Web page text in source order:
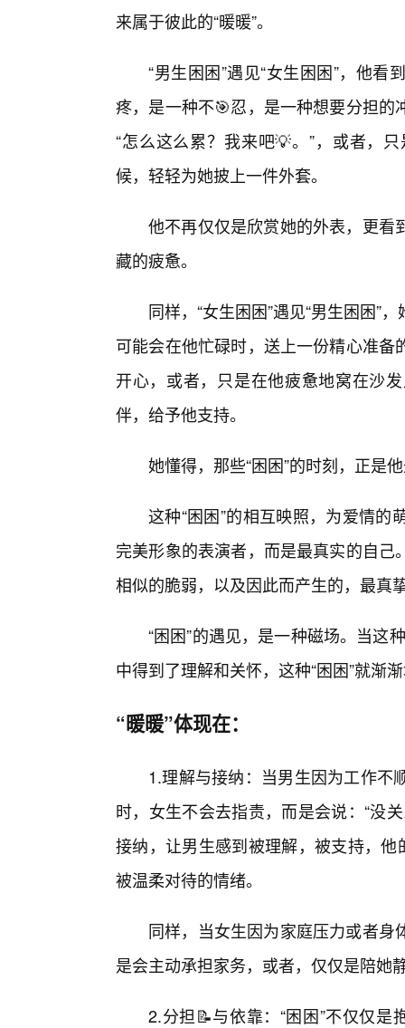
来属于彼此的“暖暖”。
“男生困困”遇见“女生困困”，他
疼，是一种不🎯忍，是一种想要分担
“怎么这么累？我来吧💡。”，或者，
候，轻轻为她披上一件外套。
他不再仅仅是欣赏她的外表，更看
藏的疲惫。
同样，“女生困困”遇见“男生困困”
可能会在他忙碌时，送上一份精心准
开心，或者，只是在他疲惫地窝在沙
伴，给予他支持。
她懂得，那些“困困”的时刻，正是
这种“困困”的相互映照，为爱情
完美形象的表演者，而是最真实的自
相似的脆弱，以及因此而产生的，最真
“困困”的遇见，是一种磁场。当这
中得到了理解和关怀，这种“困困”就渐
“暖暖”体现在：
1.理解与接纳：当男生因为工作不
时，女生不会去指责，而是会说：“没
接纳，让男生感到被理解，被支持，
被温柔对待的情绪。
同样，当女生因为家庭压力或者
是会主动承担家务，或者，仅仅是陪她
2.分担📝与依靠：“困困”不仅仅是